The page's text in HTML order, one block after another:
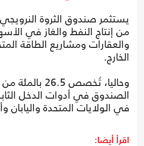
يستثمر صندوق الثروة
من إنتاج النفط والغاز في
والعقارات ومشاريع الطاقة
الخارج.
وحاليا، تُخصص
الصندوق في أدوات الدخل
في الولايات المتحدة واليابان
اقرأ أيضا: